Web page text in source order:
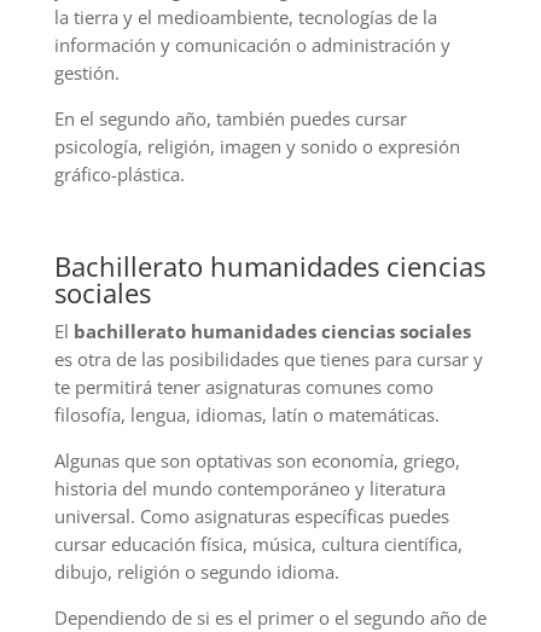
la tierra y el medioambiente, tecnologías de la
información y comunicación o administración y
gestión.
En el segundo año, también puedes cursar
psicología, religión, imagen y sonido o expresión
gráfico-plástica.
Bachillerato humanidades ciencias
sociales
El bachillerato humanidades ciencias sociales
es otra de las posibilidades que tienes para cursar y
te permitirá tener asignaturas comunes como
filosofía, lengua, idiomas, latín o matemáticas.
Algunas que son optativas son economía, griego,
historia del mundo contemporáneo y literatura
universal. Como asignaturas específicas puedes
cursar educación física, música, cultura científica,
dibujo, religión o segundo idioma.
Dependiendo de si es el primer o el segundo año de